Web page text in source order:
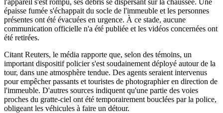
l'appareil s'est rompu, ses débris se dispersant sur la chaussée. Une
épaisse fumée s'échappait du socle de l'immeuble et les personnes
présentes ont été évacuées en urgence. À ce stade, aucune
communication officielle n'a été publiée et les vidéos concernées ont
été retirées.
Citant Reuters, le média rapporte que, selon des témoins, un
important dispositif policier s'est soudainement déployé autour de la
tour, dans une atmosphère tendue. Des agents seraient intervenus
pour empêcher passants et touristes de photographier en direction de
l'immeuble. D'autres sources indiquent qu'une partie des voies
proches du gratte-ciel ont été temporairement bouclées par la police,
obligeant les véhicules à faire un détour.